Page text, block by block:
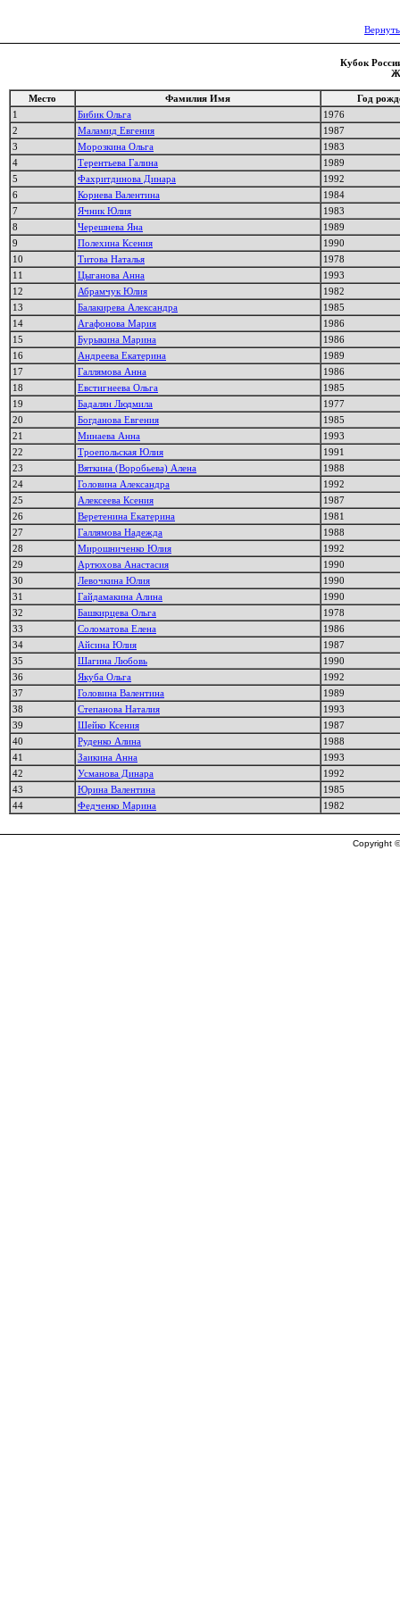
Кубок
Место Фамилия Имя
Год
1
Бибик Ольга
1976
2
Маламид Евгения
1987
3
Морозкина Ольга
1983
4
Терентьева Галина
1989
5
Фахритдинова Динара
1992
6
Корнева Валентина
1984
7
Ячник Юлия
1983
8
Черешнева Яна
1989
9
Полехина Ксения
1990
10
Титова Наталья
1978
11
Цыганова Анна
1993
12
Абрамчук Юлия
1982
13
Балакирева Александра
1985
14
Агафонова Мария
1986
15
Бурыкина Марина
1986
16
Андреева Екатерина
1989
17
Галлямова Анна
1986
18
Евстигнеева Ольга
1985
19
Бадалян Людмила
1977
20
Богданова Евгения
1985
21
Минаева Анна
1993
22
Троепольская Юлия
1991
23
Вяткина (Воробьева) Алена
1988
24
Головина Александра
1992
25
Алексеева Ксения
1987
26
Веретенина Екатерина
1981
27
Галлямова Надежда
1988
28
Мирошниченко Юлия
1992
29
Артюхова Анастасия
1990
30
Левочкина Юлия
1990
31
Гайдамакина Алина
1990
32
Башкирцева Ольга
1978
33
Соломатова Елена
1986
34
Айсина Юлия
1987
35
Шагина Любовь
1990
36
Якуба Ольга
1992
37
Головина Валентина
1989
38
Степанова Наталия
1993
39
Шейко Ксения
1987
40
Руденко Алина
1988
41
Заикина Анна
1993
42
Усманова Динара
1992
43
Юрина Валентина
1985
44
Федченко Марина 1982
Copyright